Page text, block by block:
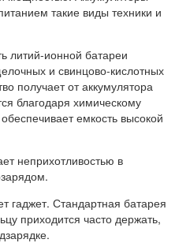
такие виды техники и
литий-ионной батареи
и свинцово-кислотных
получает от аккумулятора
благодаря химическому
емкость высокой
неприхотливостью в
гаджет. Стандартная батарея
приходится часто держать,